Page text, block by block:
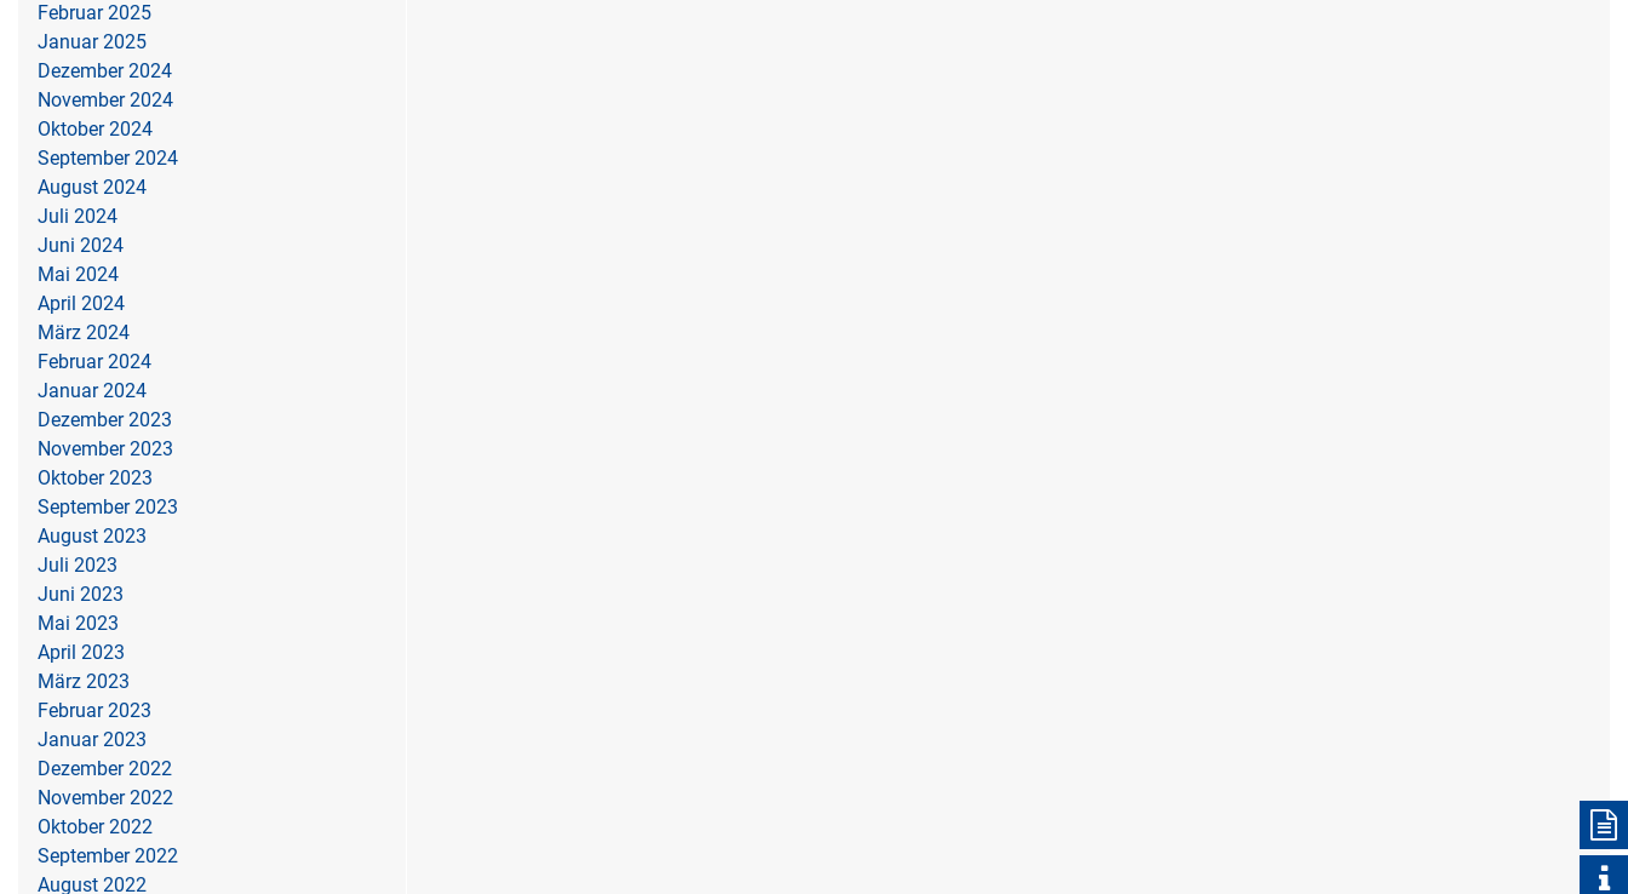
Februar 2025
Januar 2025
Dezember 2024
November 2024
Oktober 2024
September 2024
August 2024
Juli 2024
Juni 2024
Mai 2024
April 2024
März 2024
Februar 2024
Januar 2024
Dezember 2023
November 2023
Oktober 2023
September 2023
August 2023
Juli 2023
Juni 2023
Mai 2023
April 2023
März 2023
Februar 2023
Januar 2023
Dezember 2022
November 2022
Oktober 2022
September 2022
August 2022